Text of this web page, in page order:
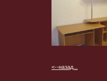
<--назад...